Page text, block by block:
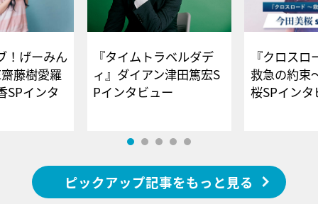
！げーみん
藤樹愛羅
SPインタ
『タイムトラベルダデ
ィ』ダイアン津田篤宏S
Pインタビュー
『クロス
救急の約束
桜SPイ
ピックアップ記事をもっと見る